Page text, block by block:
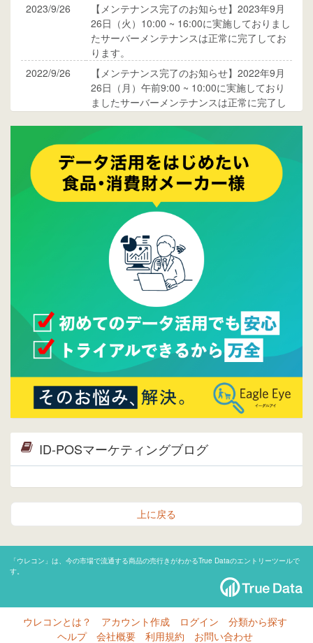
2023/9/26
【メンテナンス完了のお知らせ】2023年9月
26日（火）10:00 ~ 16:00に実施しておりまし
たサーバーメンテナンスは正常に完了してお
ります。
2022/9/26
【メンテナンス完了のお知らせ】2022年9月
26日（月）午前9:00 ~ 10:00に実施しており
ましたサーバーメンテナンスは正常に完了し
ご覧ください。
2015/10/19
ウレコンのサイト機能を大幅バージョンアッ
プ。詳細はこちら。⇒告知ページへ
2015/09/28
ウレコンが機能拡充し、サイトリニューアル
しました。⇒
ウレコンFacebook
Facebookページを開設しました。詳細は
ら。
ウレコンサイトリリースしました。
ID-POSマーケティングブログ
上に戻る
「ウレコン」は、今の市場で流通する商品の売行きがわかるTrue Dataのエントリーツールで
す。
ウレコンとは？ アカウント作成 ログイン
分類から探す
ヘルプ
会社概要 利用規約 お問い合わせ